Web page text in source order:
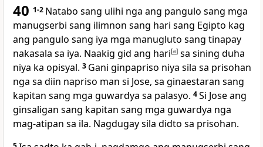
40 1-2 Natabo sang ulihi nga ang pangulo sang mga
manugserbi sang ilimnon sang hari sang Egipto kag
ang pangulo sang iya mga manugluto sang tinapay
nakasala sa iya. Naakig gid ang hari[a] sa sining duha
niya ka opisyal. 3 Gani ginpapriso niya sila sa prisohan
nga sa diin napriso man si Jose, sa ginaestaran sang
kapitan sang mga guwardya sa palasyo. 4Si Jose ang
ginsaligan sang kapitan sang mga guwardya nga
mag-atipan sa ila. Nagdugay sila didto sa prisohan.